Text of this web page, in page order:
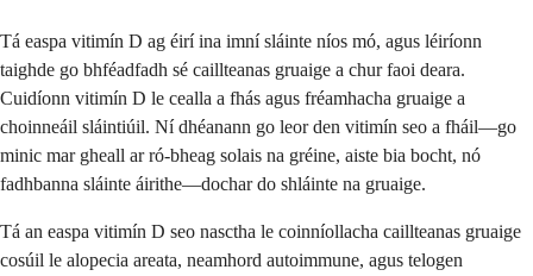
Tá easpa vitimín D ag éirí ina imní sláinte níos mó, agus léiríonn
taighde go bhféadfadh sé caillteanas gruaige a chur faoi deara.
Cuidíonn vitimín D le cealla a fhás agus fréamhacha gruaige a
choinneáil sláintiúil. Ní dhéanann go leor den vitimín seo a fháil—go
minic mar gheall ar ró-bheag solais na gréine, aiste bia bocht, nó
fadhbanna sláinte áirithe—dochar do shláinte na gruaige.
Tá an easpa vitimín D seo nasctha le coinníollacha caillteanas gruaige
cosúil le alopecia areata, neamhord autoimmune, agus telogen